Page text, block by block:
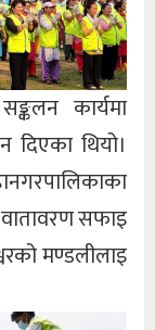
कार्यमा
दिएका थियो।
सफाइ
मण्डलीलाइ